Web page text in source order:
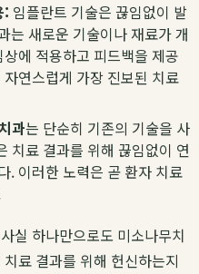
: 임플란트 기술은 끊임없이 발
는 새로운 기술이나 재료가 개
에 적용하고 피드백을 제공
연스럽게 가장 진보된 치료
과는 단순히 기존의 기술을 사
치료 결과를 위해 끊임없이 연
. 이러한 노력은 곧 환자 치료
실 하나만으로도 미소나무치
료 결과를 위해 헌신하는지